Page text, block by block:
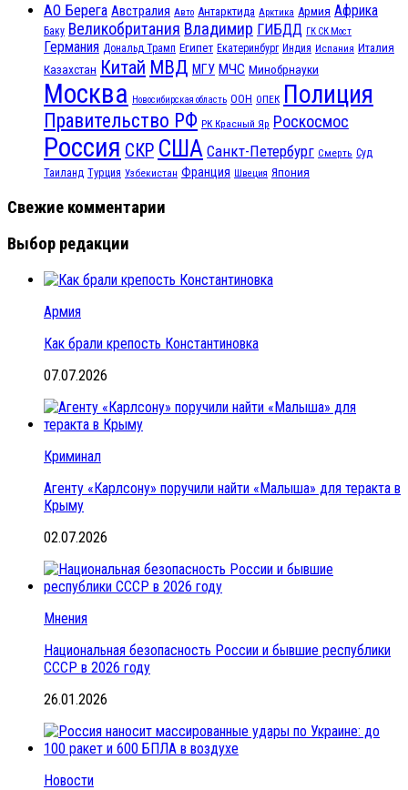
АО Берега Австралия Авто Антарктида Арктика Армия Африка
Баку Великобритания Владимир ГИБДД ГК СК Мост
Германия Дональд Трамп Египет Екатеринбург Индия Испания Италия
Казахстан Китай МВД МГУ МЧС Минобрнауки
Москва Новосибирская область ООН ОПЕК Полиция
Правительство РФ РК Красный Яр Роскосмос
Россия СКР США Санкт-Петербург Смерть Суд
Таиланд Турция Узбекистан Франция Швеция Япония
Свежие комментарии
Выбор редакции
Армия
Как брали крепость Константиновка
07.07.2026
Криминал
Агенту «Карлсону» поручили найти «Малыша» для теракта в
Крыму
02.07.2026
Мнения
Национальная безопасность России и бывшие республики
СССР в 2026 году
26.01.2026
Новости